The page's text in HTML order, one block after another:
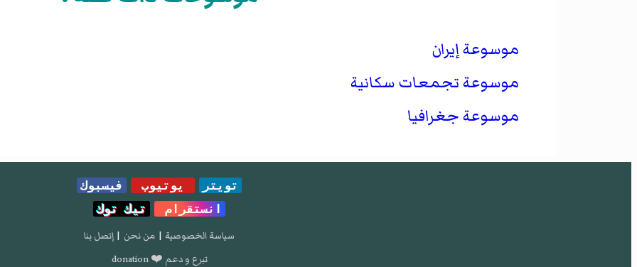
موسوعة إيران
موسوعة تجمعات سكانية
موسوعة جغرافيا
تويتر يوتيوب
فيسبوك
انستقرام
تيك توك
سياسة الخصوصية | من نحن | إتصل بنا
تبرع و دعم ❤️ donation